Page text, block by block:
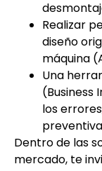
Realizar
diseño
máquina
Una
(Business
los
Dentro de las
mercado, te